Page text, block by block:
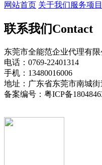
网站首页 关于我们服务项目
联系我们Contact
东莞市全能范企业代理有限
电话：0769-22401314
手机：13480016006
地址：广东省东莞市南城
备案编号：粤ICP备